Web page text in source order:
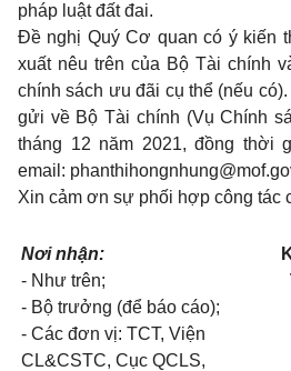
pháp luật đất đai.
Đề nghị Quý Cơ quan có ý kiến
xuất nêu trên của Bộ Tài chính
chính sách ưu đãi cụ thể (nếu
gửi về Bộ Tài chính (Vụ Chính
tháng 12 năm 2021, đồng thời
email:
Xin cảm ơn sự phối hợp công tác
Nơi nhận:
- Như trên;
- Bộ trưởng (để báo cáo);
- Các đơn vị: TCT, Viện
CL&CSTC, Cục QCLS,